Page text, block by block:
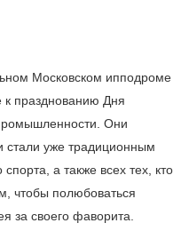
Московском ипподроме
к празднованию Дня
Они
стали уже традиционным
а также всех тех, кто
чтобы полюбоваться
за своего фаворита.